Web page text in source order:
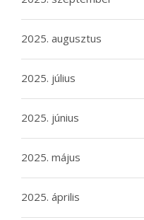
2025. augusztus
2025. július
2025. június
2025. május
2025. április